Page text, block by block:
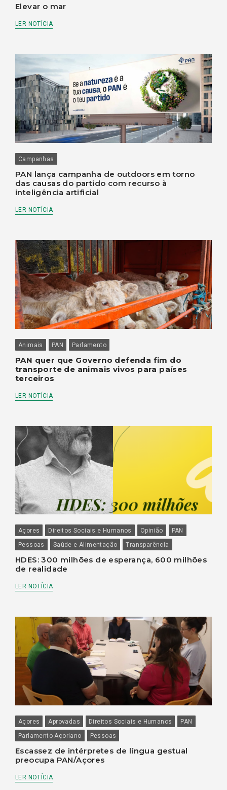
Elevar o mar
LER NOTÍCIA
Campanhas
PAN lança campanha de outdoors em torno
das causas do partido com recurso à
inteligência artificial
LER NOTÍCIA
Animais PAN Parlamento
PAN quer que Governo defenda fim do
transporte de animais vivos para países
terceiros
LER NOTÍCIA
Açores Direitos Sociais e Humanos Opinião
PAN
Pessoas
Saúde e Alimentação Transparência
HDES: 300 milhões de esperança, 600 milhões
de realidade
LER NOTÍCIA
Açores Aprovadas Direitos Sociais e Humanos
PAN
Parlamento Açoriano
Pessoas
Escassez de intérpretes de língua gestual
preocupa PAN/Açores
LER NOTÍCIA